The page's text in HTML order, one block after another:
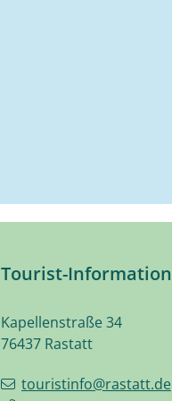
Tourist-Information
Kapellenstraße 34
76437 Rastatt
touristinfo@rastatt.de